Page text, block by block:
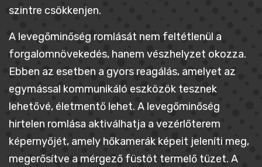
szintre csökkenjen.
A levegőminőség romlását nem feltétlenül a
forgalomnövekedés, hanem vészhelyzet okozza.
Ebben az esetben a gyors reagálás, amelyet az
egymással kommunikáló eszközök tesznek
lehetővé, életmentő lehet. A levegőminőség
hirtelen romlása aktiválhatja a vezérlőterem
képernyőjét, amely hőkamerák képeit jeleníti meg,
megerősítve a mérgező füstöt termelő tüzet. A